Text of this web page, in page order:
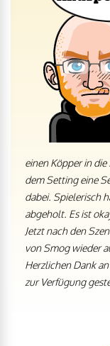
einen Köpper in
dem Setting eine
dabei. Spielerisch
abgeholt. Es ist
Jetzt nach den
von Smog wieder
Herzlichen Dank
zur Verfügung